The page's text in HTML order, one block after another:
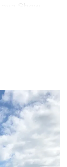
hraun